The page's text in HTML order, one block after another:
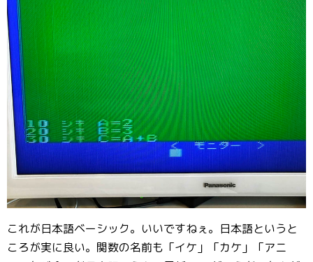
これが日本語ベーシック。いいですねぇ。日本語というと
ころが実に良い。関数の名前も「イケ」「カケ」「アニ